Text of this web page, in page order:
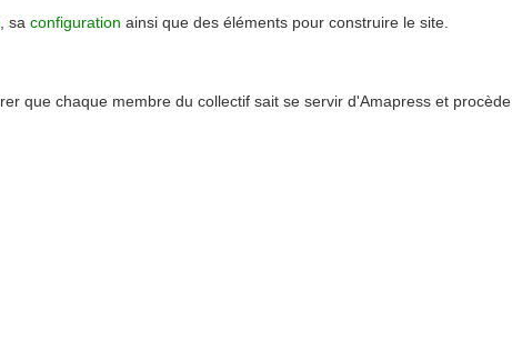
, sa configuration ainsi que des éléments pour construire le site.
que chaque membre du collectif sait se servir d'Amapress et procède